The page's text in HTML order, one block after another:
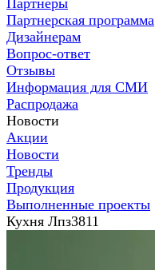
Партнеры
Партнерская программа
Дизайнерам
Вопрос-ответ
Отзывы
Информация для СМИ
Распродажа
Новости
Акции
Новости
Тренды
Продукция
Выполненные проекты
Кухня Лпз3811